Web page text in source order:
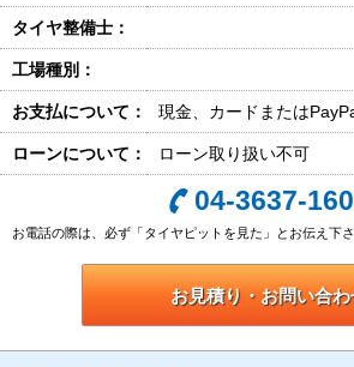
タイヤ整備士：
工場種別：
お支払について： 現金、カードまたは
ローンについて： ローン取り扱い不可
04-3637-
お電話の際は、必ず「タイヤピットを見た」とお伝え下さ
お見積り・お問い合わ